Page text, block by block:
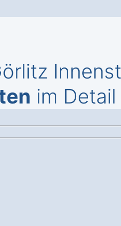
im Detail